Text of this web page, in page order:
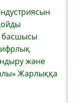
басшысы
және
Жарлыққа